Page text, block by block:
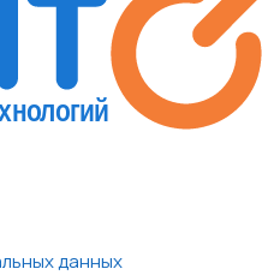
данных